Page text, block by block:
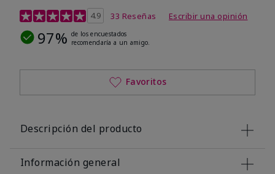
Calificación de clientes de 4,9 de 5
4.9 33 Reseñas Escribir una opinión
97% de los encuestados
recomendaría a un amigo.
Favoritos
Descripción del producto
Información general